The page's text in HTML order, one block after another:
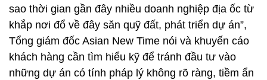
sao thời gian gần đây nhiều doanh nghiệp địa ốc từ
khắp nơi đổ về đây săn quỹ đất, phát triển dự án”,
Tổng giám đốc Asian New Time nói và khuyến cáo
khách hàng cần tìm hiểu kỹ để tránh đầu tư vào
những dự án có tính pháp lý không rõ ràng, tiềm ẩn